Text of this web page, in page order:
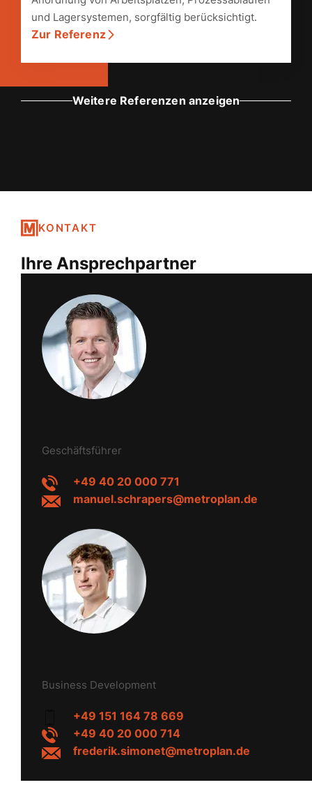
und Lagersystemen, sorgfältig berücksichtigt.
Zur Referenz
KONTAKT
Ihre Ansprechpartner
Geschäftsführer
+49 40 20 000 771
manuel.schrapers@metroplan.de
Business Development
+49 151 164 78 669
+49 40 20 000 714
frederik.simonet@metroplan.de